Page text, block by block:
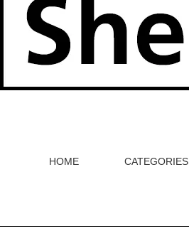
HOME CATEGORIES